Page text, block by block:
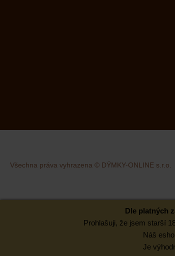
Všechna práva vyhrazena © DÝMKY-ONLINE s.r.o.
Dle platných
Prohlašuji, že jsem starší
Náš
Je